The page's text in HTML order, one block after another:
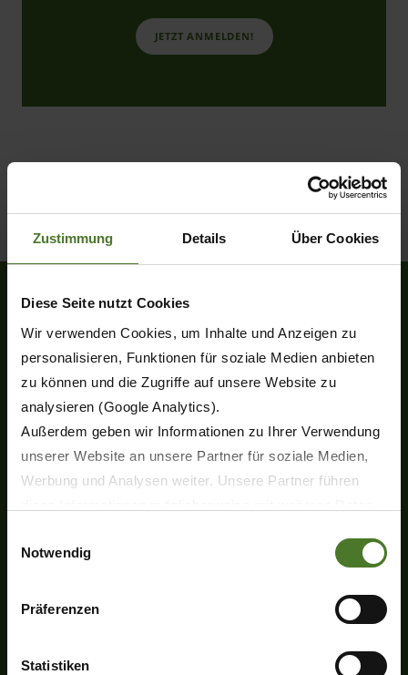
Zustimmung Details Über Cookies
Diese Seite nutzt Cookies
Wir verwenden Cookies, um Inhalte und Anzeigen zu
personalisieren, Funktionen für soziale Medien anbieten
zu können und die Zugriffe auf unsere Website zu
analysieren (Google Analytics).
Außerdem geben wir Informationen zu Ihrer Verwendung
unserer Website an unsere Partner für soziale Medien,
Werbung und Analysen weiter. Unsere Partner führen
sie im Rahmen Ihrer Nutzung der Dienste gesammelt
Wir setzen im Rahmen des Trackings auch Dienstleister
in Drittländern außerhalb der EU mit abweichenden
Datenschutzbestimmungen ein, wodurch das Risiko von
Notwendig
Präferenzen
Statistiken
JETZT ANMELDEN!
Heinrich-Krone-Straße 10
D-48480 Spelle
Tel.+49 (0) 5977-9350
Fax +49 (0) 5977-935-339
info.ldm@krone.de